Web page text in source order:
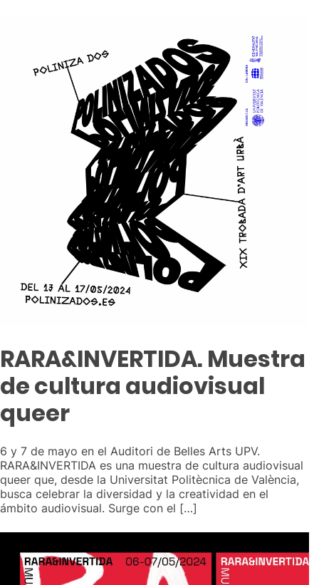
RARA&INVERTIDA. Muestra
de cultura audiovisual
queer
6 y 7 de mayo en el Auditori de Belles Arts UPV.
RARA&INVERTIDA es una muestra de cultura audiovisual
queer que, desde la Universitat Politècnica de València,
busca celebrar la diversidad y la creatividad en el
ámbito audiovisual. Surge con el […]